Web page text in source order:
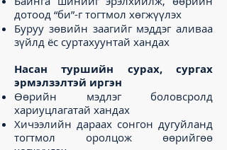
дотоод “би”-г тогтмол хөгжүүлэх
Буруу зөвийн заагийг мэддэг аливаа
зүйлд ёс суртахуунтай хандах
Насан туршийн сурах, сургах
эрмэлзэлтэй иргэн
Өөрийн мэдлэг боловсролд
хариуцлагатай хандах
Хичээлийн дараах сонгон дугуйланд
тогтмол оролцож өөрийгөө